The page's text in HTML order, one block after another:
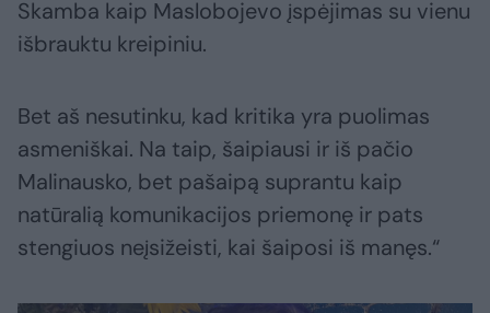
Skamba kaip Maslobojevo įspėjimas su vienu
išbrauktu kreipiniu.
Bet aš nesutinku, kad kritika yra puolimas
asmeniškai. Na taip, šaipiausi ir iš pačio
Malinausko, bet pašaipą suprantu kaip
natūralią komunikacijos priemonę ir pats
stengiuos neįsižeisti, kai šaiposi iš manęs.“